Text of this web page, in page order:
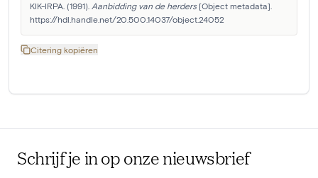
KIK-IRPA. (1991). Aanbidding van de herders [Object metadata].
https://hdl.handle.net/20.500.14037/object.24052
Citering kopiëren
Schrijf je in op onze nieuwsbrief